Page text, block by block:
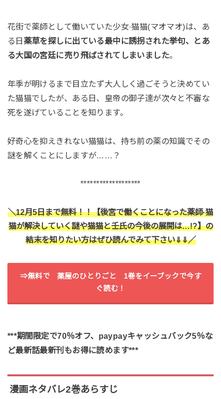
花街で薬師として働いていた少女·猫猫(マオマオ)は、あ
る日 薬草を探しに出ている最中に誘拐された挙句、とあ
る大国の宮廷に売り飛ばされてしまいました。
年季が明けるまで目立たず大人しく過ごそうと決めてい
た猫猫でしたが、ある日、皇帝の御子達が次々と不審な
死を遂げていることを知ります。
好奇心を抑えきれない猫猫は、持ち前の薬の知識でその
謎を解くことにしますが……？
*******************
＼12月5日まで無料！！【後宮で働くことになった薬師·猫
猫が解決していく謎や猫猫と壬氏の今後の展開は…!?】の
結末を知りたい方はぜひ読んでみて下さい⇓⇓／
⇒無料で 薬屋のひとりごと 1巻をイーブックで今す
ぐ読む！
***期間限定で70％オフ、paypayキャッシュバック5％な
ど最新話最新刊もお得に読めます***
漫画ネタバレ2巻あらすじ